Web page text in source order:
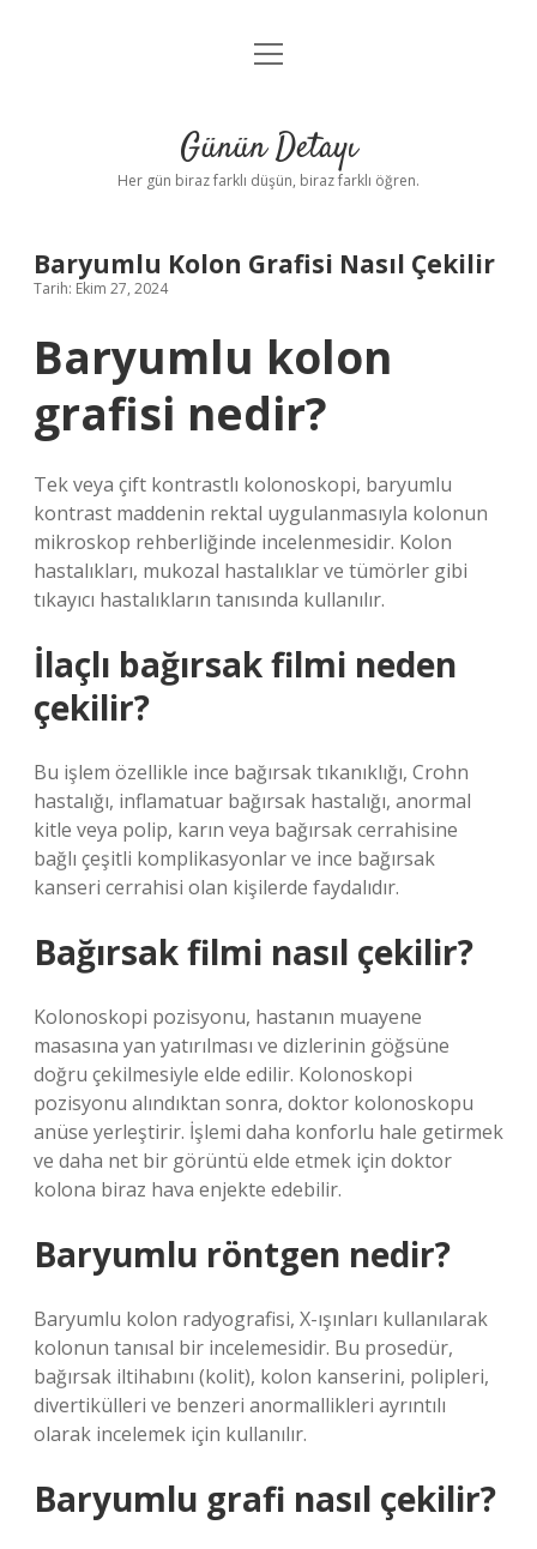
Anasayfa
Yasal Uyarı
menüyü
Günün Detayı
Her gün biraz farklı düşün, biraz farklı öğren.
Baryumlu Kolon Grafisi Nasıl Çekilir
Tarih: Ekim 27, 2024
Baryumlu kolon
grafisi nedir?
Tek veya çift kontrastlı kolonoskopi, baryumlu
kontrast maddenin rektal uygulanmasıyla kolonun
mikroskop rehberliğinde incelenmesidir. Kolon
hastalıkları, mukozal hastalıklar ve tümörler gibi
tıkayıcı hastalıkların tanısında kullanılır.
İlaçlı bağırsak filmi neden
çekilir?
Bu işlem özellikle ince bağırsak tıkanıklığı, Crohn
hastalığı, inflamatuar bağırsak hastalığı, anormal
kitle veya polip, karın veya bağırsak cerrahisine
bağlı çeşitli komplikasyonlar ve ince bağırsak
kanseri cerrahisi olan kişilerde faydalıdır.
Bağırsak filmi nasıl çekilir?
Kolonoskopi pozisyonu, hastanın muayene
masasına yan yatırılması ve dizlerinin göğsüne
doğru çekilmesiyle elde edilir. Kolonoskopi
pozisyonu alındıktan sonra, doktor kolonoskopu
anüse yerleştirir. İşlemi daha konforlu hale getirmek
ve daha net bir görüntü elde etmek için doktor
kolona biraz hava enjekte edebilir.
Baryumlu röntgen nedir?
Baryumlu kolon radyografisi, X-ışınları kullanılarak
kolonun tanısal bir incelemesidir. Bu prosedür,
bağırsak iltihabını (kolit), kolon kanserini, polipleri,
divertikülleri ve benzeri anormallikleri ayrıntılı
olarak incelemek için kullanılır.
Baryumlu grafi nasıl çekilir?